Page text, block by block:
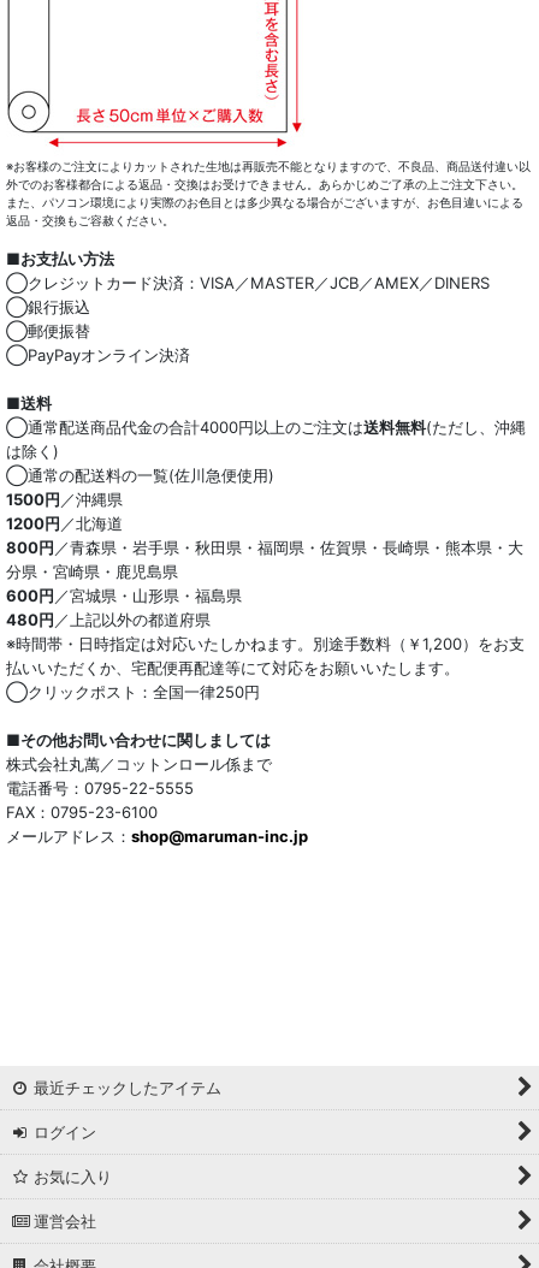
※お客様のご注文によりカットされた生地は再販売不能となりますので、不良品、商品送付違い以
外でのお客様都合による返品・交換はお受けできません。あらかじめご了承の上ご注文下さい。
また、パソコン環境により実際のお色目とは多少異なる場合がございますが、お色目違いによる
返品・交換もご容赦ください。
■お支払い方法
◯クレジットカード決済：VISA／MASTER／JCB／AMEX／DINERS
◯銀行振込
◯郵便振替
◯PayPayオンライン決済
■送料
◯通常配送商品代金の合計4000円以上のご注文は送料無料(ただし、沖縄
は除く)
◯通常の配送料の一覧(佐川急便使用)
1500円 ／沖縄県
1200円 ／北海道
800円 ／青森県・岩手県・秋田県・福岡県・佐賀県・長崎県・熊本県・大
分県・宮崎県・鹿児島県
600円 ／宮城県・山形県・福島県
480円 ／上記以外の都道府県
※時間帯・日時指定は対応いたしかねます。別途手数料（￥1,200）をお支
払いいただくか、宅配便再配達等にて対応をお願いいたします。
◯クリックポスト：全国一律250円
■その他お問い合わせに関しましては
株式会社丸萬／コットンロール係まで
電話番号：0795-22-5555
FAX：0795-23-6100
メールアドレス： shop@maruman-inc.jp
最近チェックしたアイテム
ログイン
お気に入り
運営会社